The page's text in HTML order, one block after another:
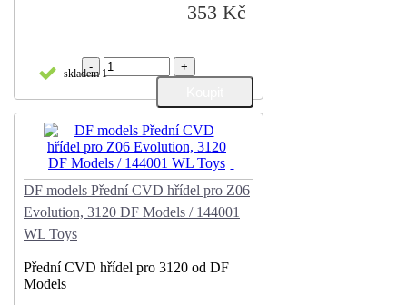
353 Kč
skladem 1
- +
DF models Přední CVD hřídel pro Z06
Evolution, 3120 DF Models / 144001
WL Toys
Přední CVD hřídel pro 3120 od DF
Models